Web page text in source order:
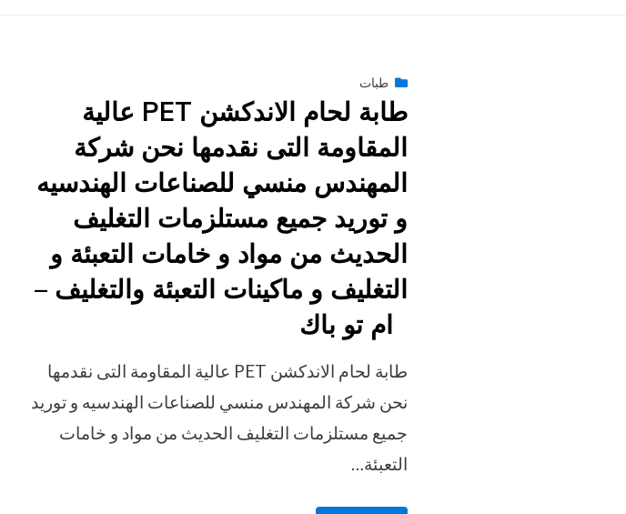
engmansyPosted
on
فبراير 9, 2015
طبات
طابة لحام الاندكشن PET عالية
المقاومة التى نقدمها نحن شركة
المهندس منسي للصناعات الهندسيه
و توريد جميع مستلزمات التغليف
الحديث من مواد و خامات التعبئة و
التغليف و ماكينات التعبئة والتغليف –
ام تو باك
طابة لحام الاندكشن PET عالية المقاومة التى نقدمها
نحن شركة المهندس منسي للصناعات الهندسيه و توريد
جميع مستلزمات التغليف الحديث من مواد و خامات
التعبئة…